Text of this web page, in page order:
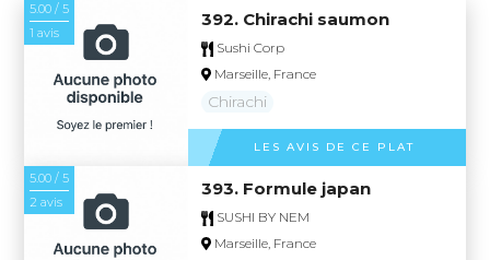
5.00 / 5
1 avis
392. Chirachi saumon
Sushi Corp
Marseille, France
Chirachi
LES AVIS DE CE PLAT
5.00 / 5
2 avis
393. Formule japan
SUSHI BY NEM
Marseille, France